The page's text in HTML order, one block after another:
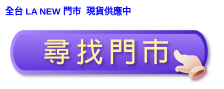
全台 LA NEW 門市 現貨供應中